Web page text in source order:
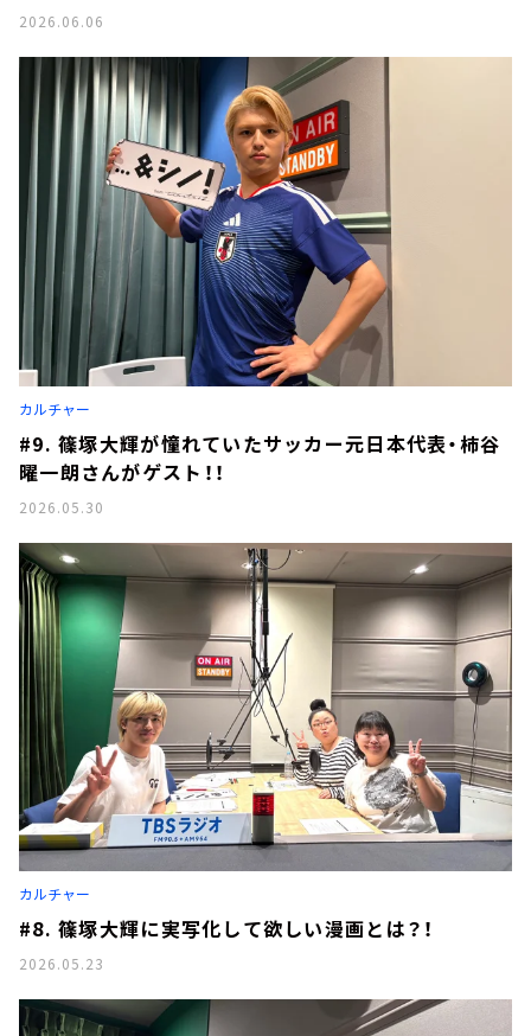
2026.06.06
カルチャー
#9. 篠塚大輝が憧れていたサッカー元日本代表・柿谷
曜一朗さんがゲスト！！
2026.05.30
カルチャー
#8. 篠塚大輝に実写化して欲しい漫画とは？！
2026.05.23